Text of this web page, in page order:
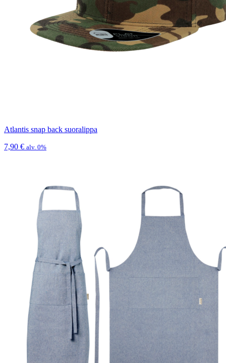
Atlantis snap back suoralippa
7,90 € alv. 0%